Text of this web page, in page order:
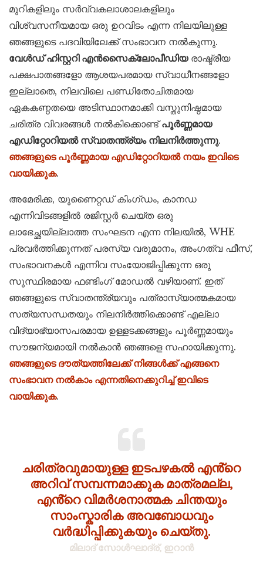
മുറികളിലും സർവ്വകലാശാലകളിലും
വിശ്വസനീയമായ ഒരു ഉറവിടം എന്ന നിലയിലുള്ള
ഞങ്ങളുടെ പദവിയിലേക്ക് സംഭാവന നൽകുന്നു.
വേൾഡ് ഹിസ്റ്ററി എൻസൈക്ലോപീഡിയരാഷ്ട്രീയ
പക്ഷപാതങ്ങളോ ആശയപരമായ സ്വാധീനങ്ങളോ
ഇല്ലാതെ, നിലവിലെ പണ്ഡിതോചിതമായ
ഏകകണ്ഠതയെ അടിസ്ഥാനമാക്കി വസ്തുനിഷ്ഠമായ
ചരിത്ര വിവരങ്ങൾ നൽകിക്കൊണ്ട്പൂർണ്ണമായ
എഡിറ്റോറിയൽ സ്വാതന്ത്ര്യം നിലനിർത്തുന്നു.
ഞങ്ങളുടെ പൂർണ്ണമായ എഡിറ്റോറിയൽ നയം ഇവിടെ
വായിക്കുക.
അമേരിക്ക, യുണൈറ്റഡ് കിംഗ്ഡം, കാനഡ
എന്നിവിടങ്ങളിൽ രജിസ്റ്റർ ചെയ്ത ഒരു
ലാഭേച്ഛയില്ലാത്ത സംഘടന എന്ന നിലയിൽ, WHE
പ്രവർത്തിക്കുന്നത് പരസ്യ വരുമാനം, അംഗത്വ ഫീസ്,
സംഭാവനകൾ എന്നിവ സംയോജിപ്പിക്കുന്ന ഒരു
സുസ്ഥിരമായ ഫണ്ടിംഗ് മോഡൽ വഴിയാണ്. ഇത്
ഞങ്ങളുടെ സ്വാതന്ത്ര്യവും പത്രാസ്യാത്മകമായ
സത്യസന്ധതയും നിലനിർത്തിക്കൊണ്ട് എല്ലാ
വിദ്യാഭ്യാസപരമായ ഉള്ളടക്കങ്ങളും പൂർണ്ണമായും
സൗജന്യമായി നൽകാൻ ഞങ്ങളെ സഹായിക്കുന്നു.
ഞങ്ങളുടെ ദൗത്യത്തിലേക്ക് നിങ്ങൾക്ക് എങ്ങനെ
സംഭാവന നൽകാം എന്നതിനെക്കുറിച്ച് ഇവിടെ
വായിക്കുക.
ചരിത്രവുമായുള്ള ഇടപഴകൽ എൻ്റെ
അറിവ് സമ്പന്നമാക്കുക മാത്രമല്ല,
എൻ്റെ വിമർശനാത്മക ചിന്തയും
സാംസ്കാരിക അവബോധവും
വർദ്ധിപ്പിക്കുകയും ചെയ്തു.
മിലാദ് സോൾഘാദ്ര്, ഇറാൻ